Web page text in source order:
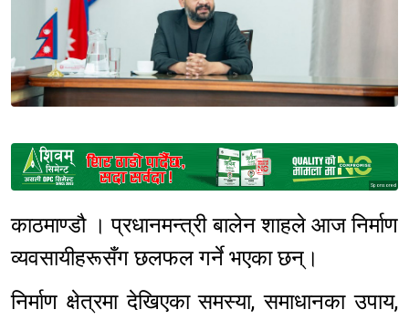
Sponsored
काठमाण्डौ । प्रधानमन्त्री बालेन शाहले आज निर्माण
व्यवसायीहरूसँग छलफल गर्ने भएका छन्।
निर्माण क्षेत्रमा देखिएका समस्या, समाधानका उपाय,